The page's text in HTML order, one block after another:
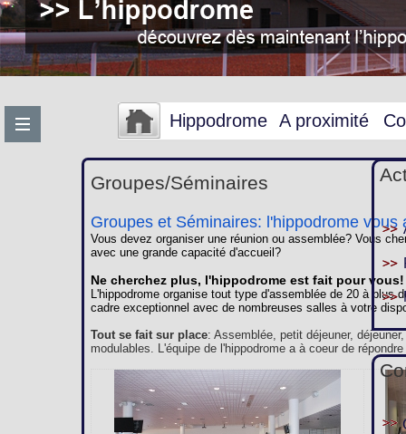
Hippodrome A proximité
Groupes/Séminaires
Groupes et Séminaires: l'hippodrome vous
Vous devez organiser une réunion ou assemblée? Vous
avec une grande capacité d'accueil?
Ne cherchez plus, l'hippodrome est fait pour vous!
L'hippodrome organise tout type d'assemblée de 20 à plus
cadre exceptionnel avec de nombreuses salles à votre
Tout se fait sur place: Assemblée, petit déjeuner,
modulables. L'équipe de l'hippodrome a à coeur de